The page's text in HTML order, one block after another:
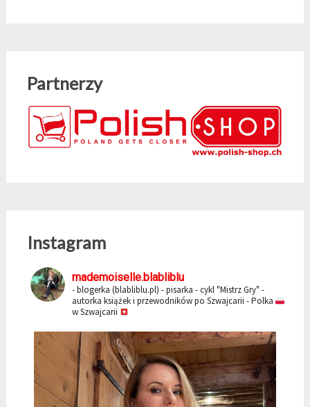
Partnerzy
Instagram
mademoiselle.blabliblu
- blogerka (blabliblu.pl) - pisarka - cykl "Mistrz Gry" -
autorka książek i przewodników po Szwajcarii - Polka
w Szwajcarii